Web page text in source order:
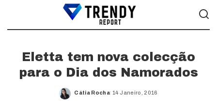
Eletta tem nova colecção
para o Dia dos Namorados
Posted
Cátia Rocha 14 Janeiro, 2016